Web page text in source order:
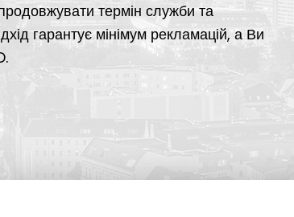
термін служби та
гарантує мінімум рекламацій, а Ви